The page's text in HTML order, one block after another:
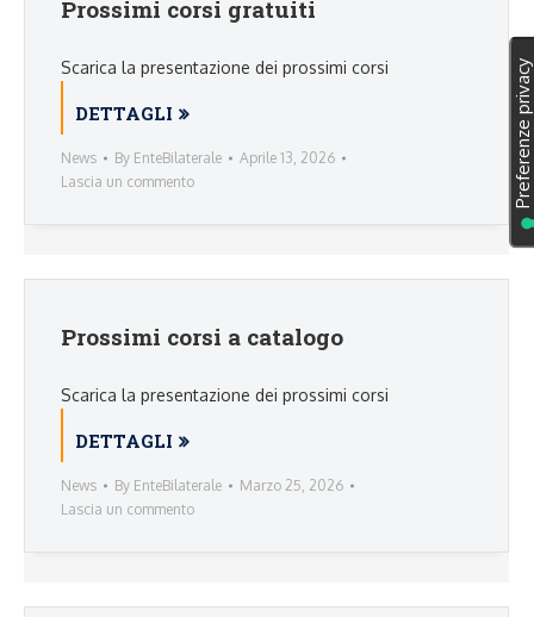
Prossimi corsi gratuiti
Scarica la presentazione dei prossimi corsi
DETTAGLI
News By EnteBilaterale
Aprile 13, 2026
Lascia un commento
Prossimi corsi a catalogo
Scarica la presentazione dei prossimi corsi
DETTAGLI
News By EnteBilaterale
Marzo 25, 2026
Lascia un commento